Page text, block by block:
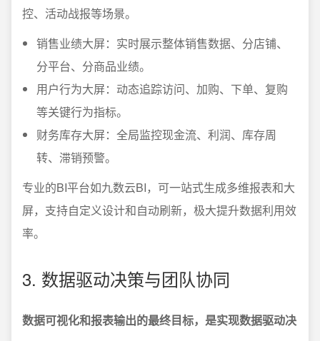
控、活动战报等场景。
销售业绩大屏：实时展示整体销售数据、分店铺、
分平台、分商品业绩。
用户行为大屏：动态追踪访问、加购、下单、复购
等关键行为指标。
财务库存大屏：全局监控现金流、利润、库存周
转、滞销预警。
专业的BI平台如九数云BI，可一站式生成多维报表和大
屏，支持自定义设计和自动刷新，极大提升数据利用效
率。
3. 数据驱动决策与团队协同
数据可视化和报表输出的最终目标，是实现数据驱动决